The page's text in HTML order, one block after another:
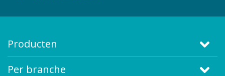
Producten
Per branche